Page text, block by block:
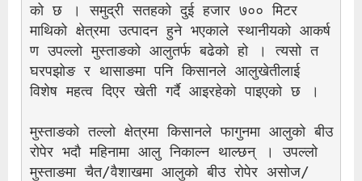
को छ । समुद्री सतहको दुई हजार ७०० मिटर
माथिको क्षेत्रमा उत्पादन हुने भएकाले स्थानीयको आकर्ष
ण उपल्लो मुस्ताङको आलुतर्फ बढेको हो । त्यसो त
घरपझोङ र थासाङमा पनि किसानले आलुखेतीलाई
विशेष महत्व दिएर खेती गर्दै आइरहेको पाइएको छ ।
मुस्ताङको तल्लो क्षेत्रमा किसानले फागुनमा आलुको बीउ
रोपेर भदौ महिनामा आलु निकाल्न थाल्छन् । उपल्लो
मुस्ताङमा चैत/वैशाखमा आलुको बीउ रोपेर असोज/